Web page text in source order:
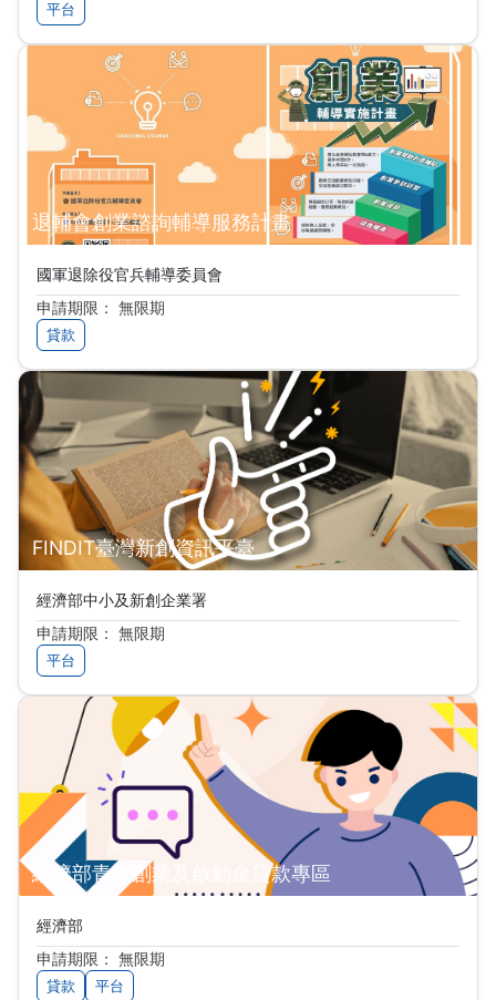
平台
退輔會創業諮詢輔導服務計畫
國軍退除役官兵輔導委員會
申請期限： 無限期
貸款
FINDIT臺灣新創資訊平臺
經濟部中小及新創企業署
申請期限： 無限期
平台
經濟部青年創業及啟動金貸款專區
經濟部
申請期限： 無限期
貸款 平台